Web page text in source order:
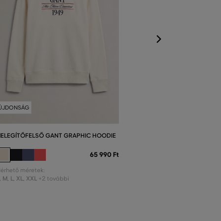
GANT GRAPHIC HOODIE
65 990 Ft
méretek:
M L XL XXL +2 további